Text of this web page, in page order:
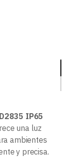
IP65
una luz
ambientes
y precisa.